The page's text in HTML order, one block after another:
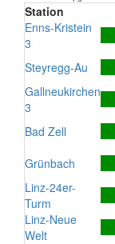
Station
Enns-Kristein
3
Steyregg-Au
Gallneukirchen
3
Bad Zell
Grünbach
Linz-24er-
Turm
Linz-Neue
Welt